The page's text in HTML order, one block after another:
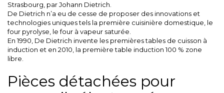
Strasbourg, par Johann Dietrich.
De Dietrich n’a eu de cesse de proposer des innovations et
technologies uniques tels la première cuisinière domestique, le
four pyrolyse, le four à vapeur saturée.
En 1990, De Dietrich invente les premières tables de cuisson à
induction et en 2010, la première table induction 100 % zone
libre.
Pièces détachées pour